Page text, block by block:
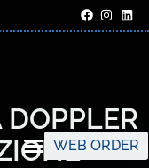
WEB ORDER